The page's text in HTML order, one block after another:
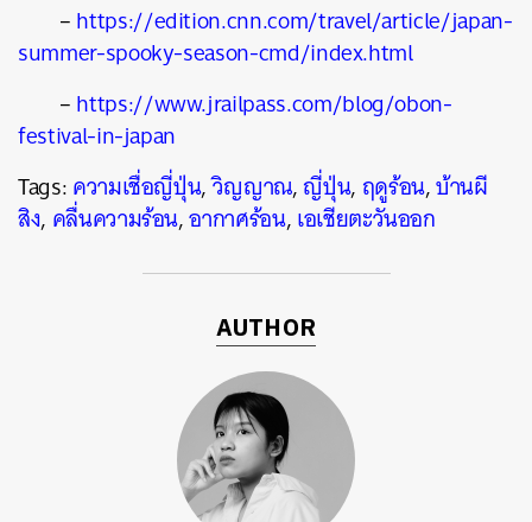
–https://edition.cnn.com/travel/article/japan-
summer-spooky-season-cmd/index.html
–https://www.jrailpass.com/blog/obon-
festival-in-japan
Tags:ความเชื่อญี่ปุ่น,วิญญาณ,ญี่ปุ่น, ฤดูร้อน,บ้านผี
สิง, คลื่นความร้อน,อากาศร้อน,เอเชียตะวันออก
AUTHOR